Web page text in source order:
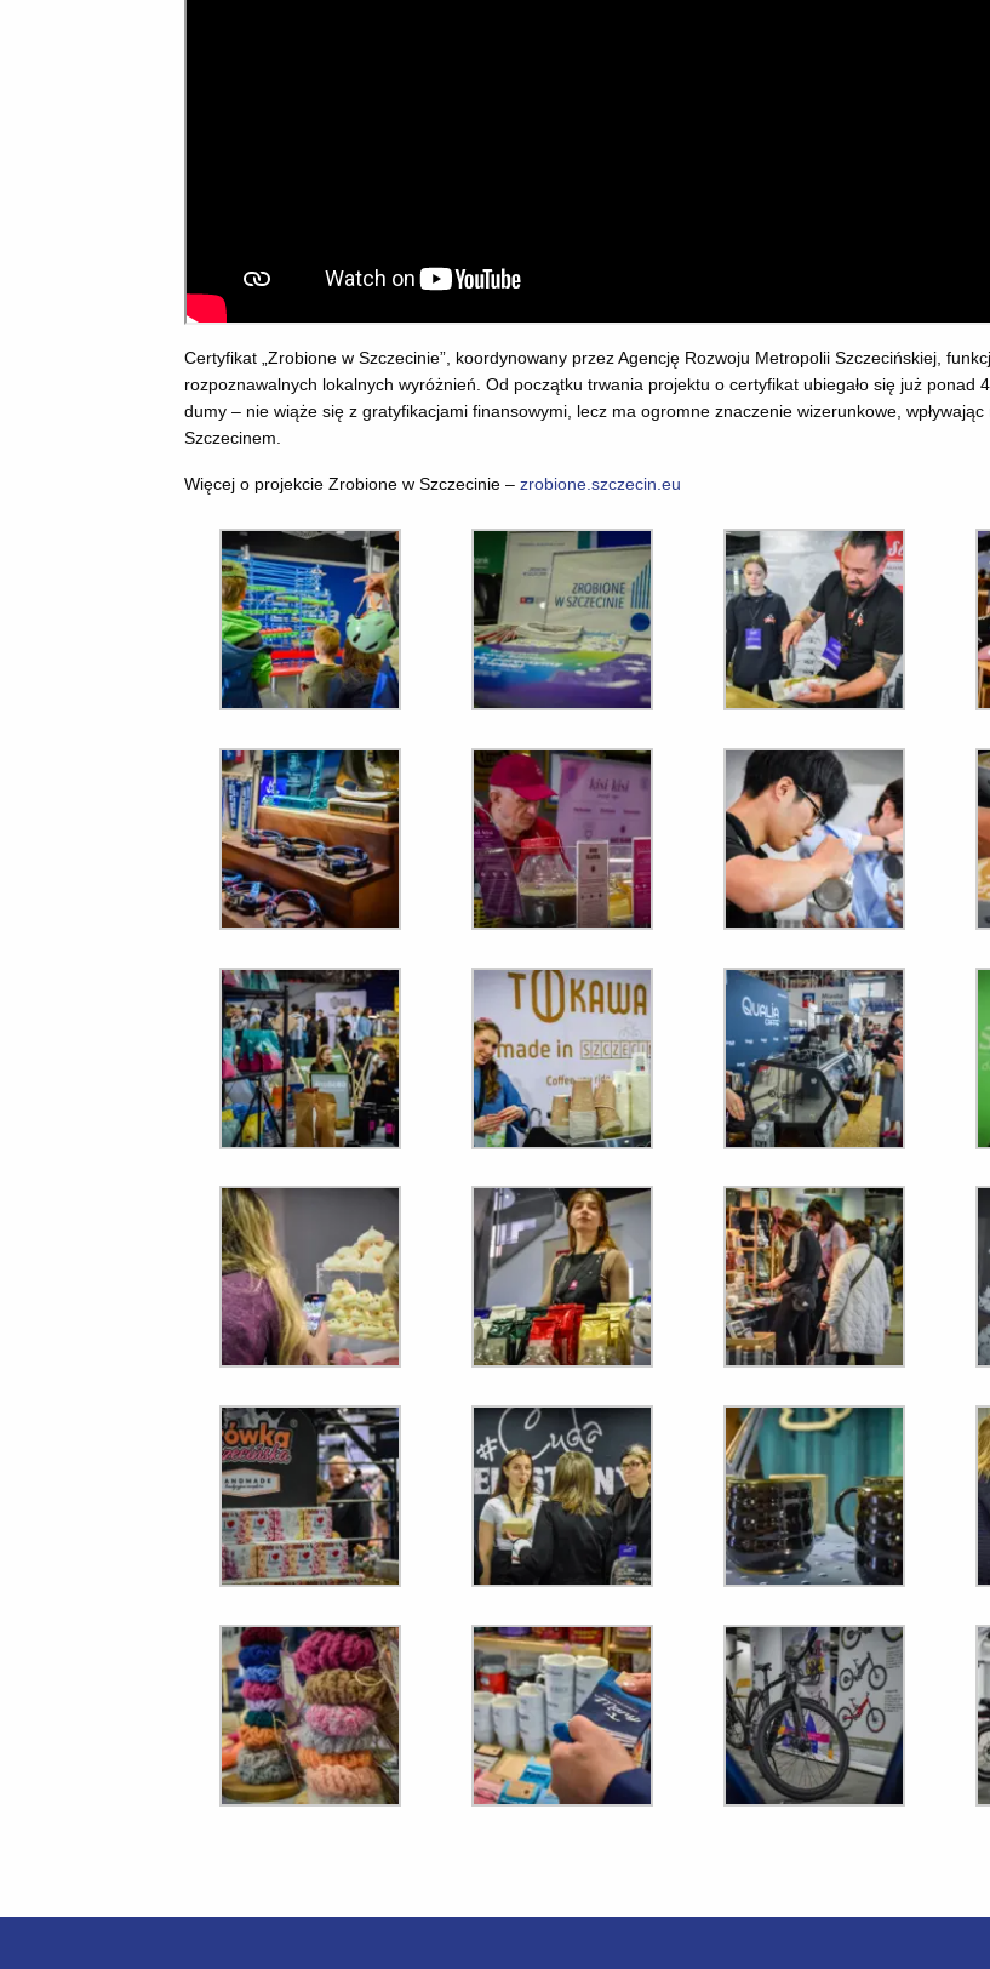
Certyfikat „Zrobione w Szczecinie”, koordynowany przez Agencję Rozwoju Metropolii Szczecińskiej,
rozpoznawalnych lokalnych wyróżnień. Od początku trwania projektu o certyfikat ubiegało się już
dumy – nie wiąże się z gratyfikacjami finansowymi, lecz ma ogromne znaczenie wizerunkowe,
Szczecinem.
Więcej o projekcie Zrobione w Szczecinie – zrobione.szczecin.eu